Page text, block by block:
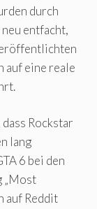
durch
entfacht,
auf eine reale
Rockstar
lang
6 bei den
„Most
auf Reddit